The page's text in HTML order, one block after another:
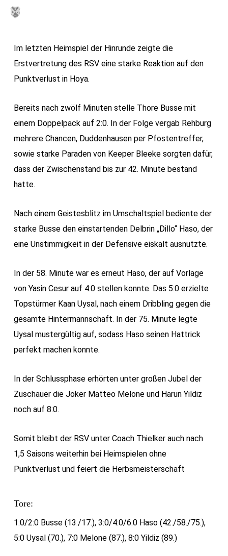
Skip
contentIm letzten Heimspiel der Hinrunde zeigte die
Erstvertretung des RSV eine starke Reaktion auf den
Punktverlust in Hoya.
Bereits nach zwölf Minuten stelle Thore Busse mit
einem Doppelpack auf 2:0. In der Folge vergab Rehburg
mehrere Chancen, Duddenhausen per Pfostentreffer,
sowie starke Paraden von Keeper Bleeke sorgten dafür,
dass der Zwischenstand bis zur 42. Minute bestand
hatte.
Nach einem Geistesblitz im Umschaltspiel bediente der
starke Busse den einstartenden Delbrin „Dillo“ Haso, der
eine Unstimmigkeit in der Defensive eiskalt ausnutzte.
In der 58. Minute war es erneut Haso, der auf Vorlage
von Yasin Cesur auf 4:0 stellen konnte. Das 5:0 erzielte
Topstürmer Kaan Uysal, nach einem Dribbling gegen die
gesamte Hintermannschaft. In der 75. Minute legte
Uysal mustergültig auf, sodass Haso seinen Hattrick
perfekt machen konnte.
In der Schlussphase erhörten unter großen Jubel der
Zuschauer die Joker Matteo Melone und Harun Yildiz
noch auf 8:0.
Somit bleibt der RSV unter Coach Thielker auch nach
1,5 Saisons weiterhin bei Heimspielen ohne
Punktverlust und feiert die Herbsmeisterschaft
Tore:
1:0/2:0 Busse (13./17.), 3:0/4:0/6:0 Haso (42./58./75.),
5:0 Uysal (70.), 7:0 Melone (87.), 8:0 Yildiz (89.)